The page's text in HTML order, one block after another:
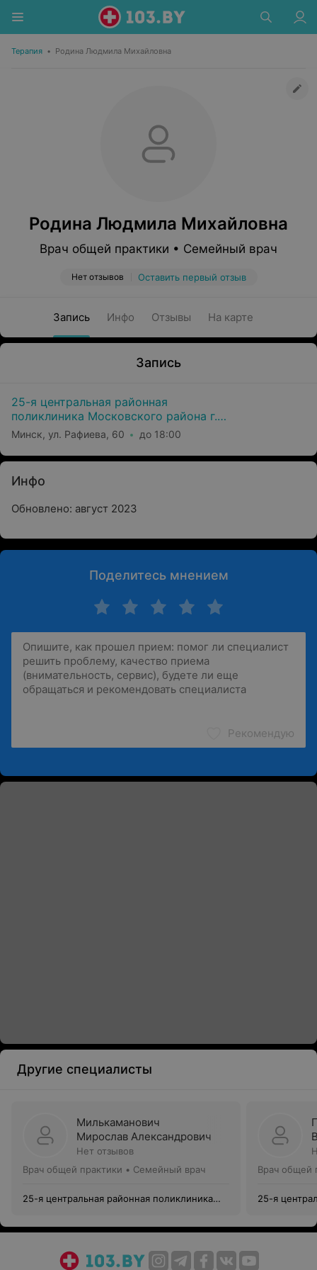
Терапия • Родина Людмила Михайловна
Родина Людмила Михайловна
Врач общей практики • Семейный врач
Нет отзывов Оставить первый отзыв
Запись Инфо Отзывы На карте
Запись
25-я центральная районная
поликлиника Московского района г.
Минска
Минск, ул. Рафиева, 60 до 18:00
Инфо
Обновлено: август 2023
Поделитесь мнением
Рекомендую
Другие специалисты
Милькаманович
Мирослав Александрович
Нет отзывов
Врач общей практики • Семейный врач
25-я центральная районная поликлиника
Врач общей
25-я